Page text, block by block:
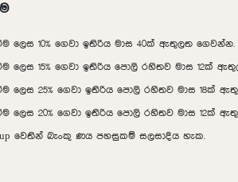
ලෙස 10% ගෙවා ඉතිරිය මාස 40ක් ඇතුලත ගෙවන්න.
ලෙස 15% ගෙවා ඉතිරිය පොලි රහිතව මාස 12ක්
ලෙස 25% ගෙවා ඉතිරිය පොලි රහිතව මාස 18ක්
ලෙස 20% ගෙවා ඉතිරිය පොලි රහිතව මාස 12ක්
වෙතින් බැංකු ණය පහසුකම් සලසාදිය හැක.